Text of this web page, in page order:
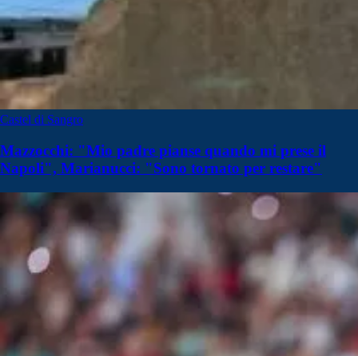
Castel di Sangro
Mazzocchi: "Mio padre pianse quando mi prese il
Napoli", Marianucci: "Sono tornato per restare"